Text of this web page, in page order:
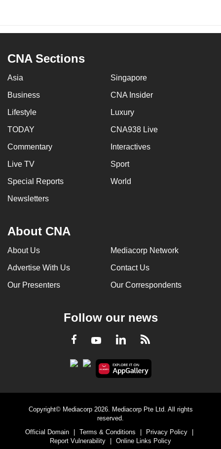
CNA Sections
Asia Singapore
Business CNA Insider
Lifestyle Luxury
TODAY CNA938 Live
Commentary Interactives
Live TV Sport
Special Reports World
Newsletters
About CNA
About Us Mediacorp Network
Advertise With Us Contact Us
Our Presenters Our Correspondents
Follow our news
Facebook
YoutubeLinkedInRSS
Copyright© Mediacorp 2026. Mediacorp Pte Ltd. All rights
reserved.
Official Domain
Terms & Conditions Privacy Policy
Report Vulnerability
Online Links Policy